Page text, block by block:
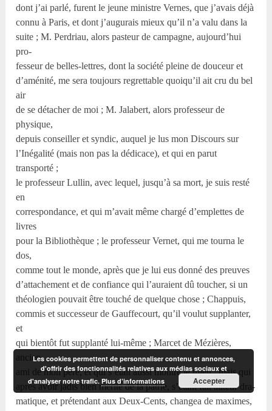
dont j’ai parlé, furent le jeune ministre Vernes, que j’avais déjà
connu à Paris, et dont j’augurais mieux qu’il n’a valu dans la
suite ; M. Perdriau, alors pasteur de campagne, aujourd’hui
pro-
fesseur de belles-lettres, dont la société pleine de douceur et
d’aménité, me sera toujours regrettable quoiqu’il ait cru du bel
air
de se détacher de moi ; M. Jalabert, alors professeur de
physique,
depuis conseiller et syndic, auquel je lus mon Discours sur
l’Inégalité (mais non pas la dédicace), et qui en parut
transporté ;
le professeur Lullin, avec lequel, jusqu’à sa mort, je suis resté
en
correspondance, et qui m’avait même chargé d’emplettes de
livres
pour la Bibliothèque ; le professeur Vernet, qui me tourna le
dos,
comme tout le monde, après que je lui eus donné des preuves
d’attachement et de confiance qui l’auraient dû toucher, si un
théologien pouvait être touché de quelque chose ; Chappuis,
commis et successeur de Gauffecourt, qu’il voulut supplanter,
et
qui bientôt fut supplanté lui-même ; Marcet de Mézières,
ancien
ami de mon père, et qui s’était aussi montré le mien ; mais qui
après avoir jadis bien mérité de la patrie, s’étant fait auteur dra-
matique, et prétendant aux Deux-Cents, changea de maximes,
Les cookies permettent de personnaliser contenu et annonces,
d'offrir des fonctionnalités relatives aux médias sociaux et
d'analyser notre trafic.Plus d’informations Accepter